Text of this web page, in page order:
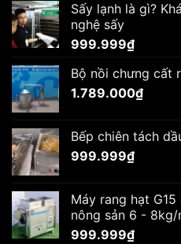
Sấy lạnh là gì?
nghệ sấy
999.999₫
Bộ nồi chưng cất
1.789.000₫
Bếp chiên tách
999.999₫
Máy rang hạt
nông sản 6 - 8kg/
999.999₫